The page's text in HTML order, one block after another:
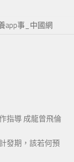
app事_中國網
指導 成龍曾飛倫
發期，該若何預